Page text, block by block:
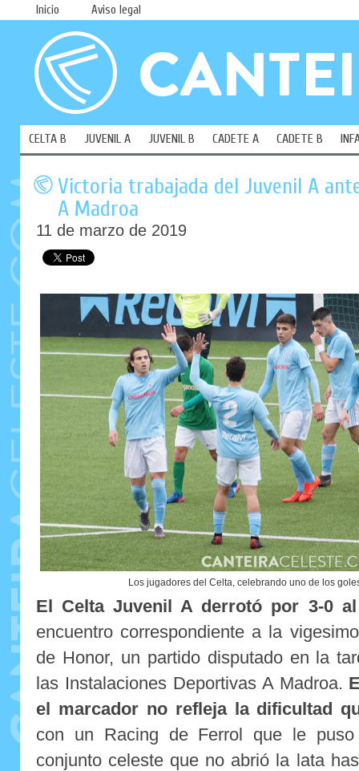
Inicio Aviso legal
CELTA B JUVENIL A JUVENIL B CADETE A CADETE B
Victoria trabajada del Juvenil A
A Madroa
11 de marzo de 2019
Los jugadores del Celta, celebrando uno de los
El Celta Juvenil A derrotó por 3-0
encuentro correspondiente a la
de Honor, un partido disputado en la
las Instalaciones Deportivas A Madroa.
el marcador no refleja la dificultad
con un Racing de Ferrol que le
conjunto celeste que no abrió la lata